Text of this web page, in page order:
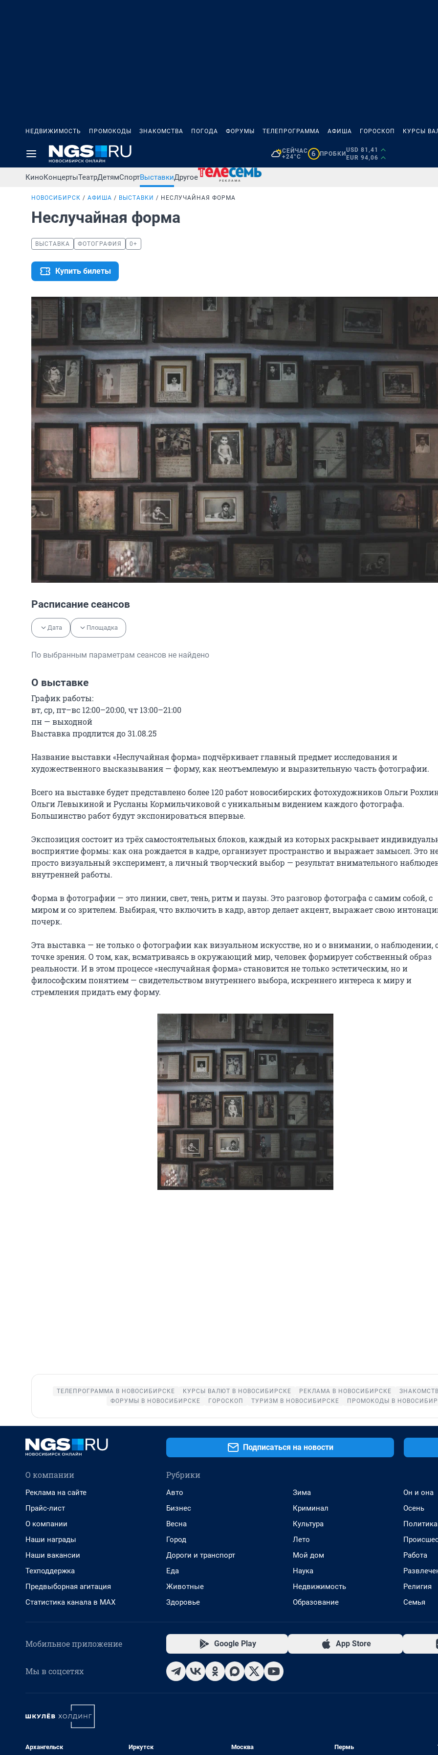
НЕДВИЖИМОСТЬ ПРОМОКОДЫ ЗНАКОМСТВА ПОГОДА ФОРУМЫ ТЕЛЕПРОГРАММА АФИША ГОРОСКОП КУРСЫ
СЕЙЧАС
+24°C
6 ПРОБКИ
USD 81,41
EUR 94,06
КиноКонцертыТеатрДетямСпортВыставкиДругое
НОВОСИБИРСК АФИША ВЫСТАВКИ НЕСЛУЧАЙНАЯ ФОРМА
Неслучайная форма
ВЫСТАВКА ФОТОГРАФИЯ 0+
Купить билеты
Расписание сеансов
Дата Площадка
По выбранным параметрам сеансов не найдено
О выставке
График работы:
вт, ср, пт–вс 12:00–20:00, чт 13:00–21:00
пн — выходной
Выставка продлится до 31.08.25
Название выставки «Неслучайная форма» подчёркивает главный предмет исследования и
художественного высказывания — форму, как неотъемлемую и выразительную часть фотографии.
Всего на выставке будет представлено более 120 работ новосибирских фотохудожников Ольги
Ольги Левыкиной и Русланы Кормильчиковой с уникальным видением каждого фотографа.
Большинство работ будут экспонироваться впервые.
Экспозиция состоит из трёх самостоятельных блоков, каждый из которых раскрывает
восприятие формы: как она рождается в кадре, организует пространство и выражает замысел. Это
просто визуальный эксперимент, а личный творческий выбор — результат внимательного
внутренней работы.
Форма в фотографии — это линии, свет, тень, ритм и паузы. Это разговор фотографа с самим собой, с
миром и со зрителем. Выбирая, что включить в кадр, автор делает акцент, выражает свою
почерк.
Эта выставка — не только о фотографии как визуальном искусстве, но и о внимании, о наблюдении,
точке зрения. О том, как, всматриваясь в окружающий мир, человек формирует собственный образ
реальности. И в этом процессе «неслучайная форма» становится не только эстетическим, но и
философским понятием — свидетельством внутреннего выбора, искреннего интереса к миру и
стремления придать ему форму.
ТЕЛЕПРОГРАММА В НОВОСИБИРСКЕ КУРСЫ ВАЛЮТ В НОВОСИБИРСКЕ РЕКЛАМА В НОВОСИБИРСКЕ
ФОРУМЫ В НОВОСИБИРСКЕ
ГОРОСКОП ТУРИЗМ В НОВОСИБИРСКЕ ПРОМОКОДЫ В
Подписаться на новости
О компании
Реклама на сайте
Прайс-лист
О компании
Наши награды
Наши вакансии
Техподдержка
Предвыборная агитация
Статистика канала в MAX
Рубрики
Авто
Бизнес
Весна
Город
Дороги и транспорт
Еда
Животные
Здоровье
Зима
Криминал
Культура
Лето
Мой дом
Наука
Недвижимость
Образование
Он и она
Осень
Политика
Работа
Религия
Семья
Мобильное приложение Google Play App Store
Мы в соцсетях
Архангельск Иркутск Москва Пермь